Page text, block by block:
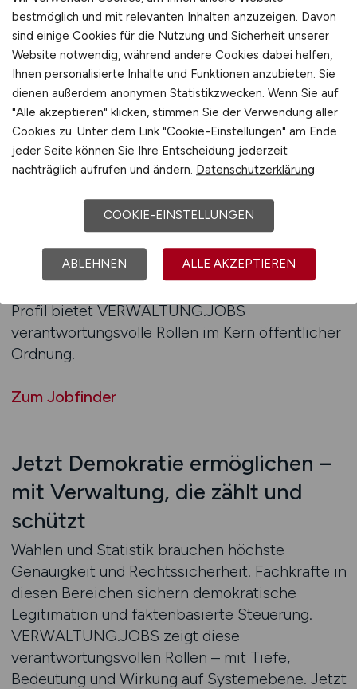
Nebenbereiche – sie sind rechtsstaatliche
Garantien. VERWALTUNG.JOBS strukturiert
Aufgaben nach Verfahrenstyp (Wahl, Statistik,
Zensus), Beteiligungstiefe, Datennutzung,
Vertraulichkeitspflichten, Organisationsebene
und IT-Niveau. Ausschreibungen zeigen
Datenvolumen, Berichtsumfang, Systemstruktur,
Schulungsanforderungen und Projektzeitpläne.
Auch Quereinsteiger mit Erfahrung aus
Organisation, Verwaltung, Politikberatung oder
Datenauswertung finden strukturelle Aufgaben
– z. B. in Wahlauswertung, Datenaufbereitung
oder Melderegisterpflege. Berufseinsteigern mit
Profil bietet VERWALTUNG.JOBS
verantwortungsvolle Rollen im Kern öffentlicher
Ordnung.
Zum Jobfinder
Jetzt Demokratie ermöglichen –
mit Verwaltung, die zählt und
schützt
Wahlen und Statistik brauchen höchste
Genauigkeit und Rechtssicherheit. Fachkräfte in
diesen Bereichen sichern demokratische
Legitimation und faktenbasierte Steuerung.
VERWALTUNG.JOBS zeigt diese
verantwortungsvollen Rollen – mit Tiefe,
Bedeutung und Wirkung auf Systemebene. Jetzt
bestmöglich und mit relevanten Inhalten anzuzeigen. Davon
sind einige Cookies für die Nutzung und Sicherheit unserer
Website notwendig, während andere Cookies dabei helfen,
Ihnen personalisierte Inhalte und Funktionen anzubieten. Sie
dienen außerdem anonymen Statistikzwecken. Wenn Sie auf
"Alle akzeptieren" klicken, stimmen Sie der Verwendung aller
Cookies zu. Unter dem Link "Cookie-Einstellungen" am Ende
jeder Seite können Sie Ihre Entscheidung jederzeit
nachträglich aufrufen und ändern. Datenschutzerklärung
COOKIE-EINSTELLUNGEN
ABLEHNEN ALLE AKZEPTIEREN